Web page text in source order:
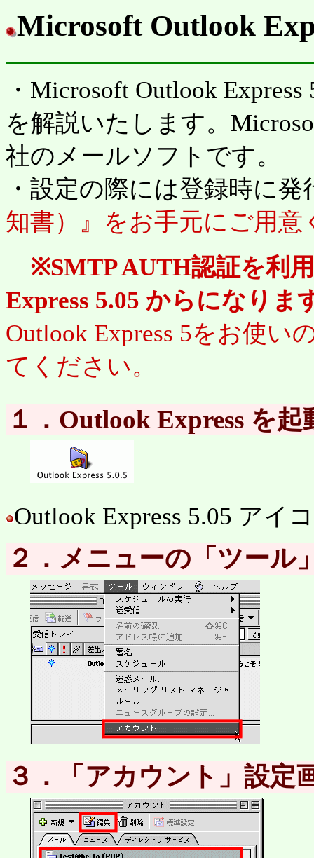
Microsoft Outlook
・Microsoft Outlook
を解説いたします。
社のメールソフトです。
・設定の際には登録時に
知書）』をお手元にご用意
※SMTP AUTH認証を利
Express 5.05 からになりま
Outlook Express 5をお使
てください。
１．Outlook Express を
Outlook Express 5.05 アイ
２．メニューの「ツール
３．「アカウント」設定